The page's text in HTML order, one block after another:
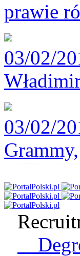
prawie
03/02/
03/02/
Grammy,